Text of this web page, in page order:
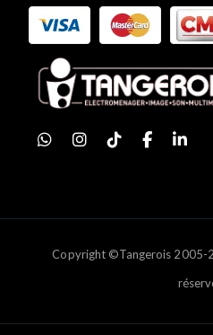
Copyright ©Tangerois 2005-